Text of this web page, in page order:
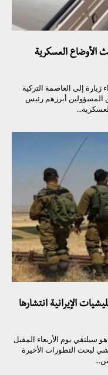
الأوضاع العسكرية
إلى العاصمة التركية
من المسؤولين أبرزهم رئيس
الإيرانية انتشارها
سيلتقي يوم الأربعاء المقبل
لبحث التطورات الأخيرة